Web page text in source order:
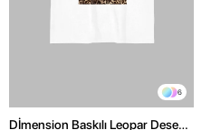
6
Dİmension Baskılı Leopar Desenli